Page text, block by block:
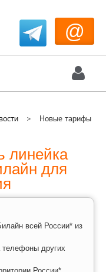
@
>
Новые тарифы
линейка
для
всей России* из
других